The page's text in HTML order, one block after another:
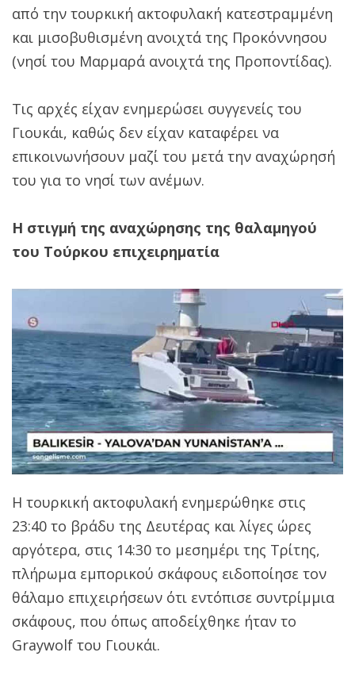
από την τουρκική ακτοφυλακή κατεστραμμένη
και μισοβυθισμένη ανοιχτά της Προκόννησου
(νησί του Μαρμαρά ανοιχτά της Προποντίδας).
Τις αρχές είχαν ενημερώσει συγγενείς του
Γιουκάι, καθώς δεν είχαν καταφέρει να
επικοινωνήσουν μαζί του μετά την αναχώρησή
του για το νησί των ανέμων.
H στιγμή της αναχώρησης της θαλαμηγού
του Τούρκου επιχειρηματία
Η τουρκική ακτοφυλακή ενημερώθηκε στις
23:40 το βράδυ της Δευτέρας και λίγες ώρες
αργότερα, στις 14:30 το μεσημέρι της Τρίτης,
πλήρωμα εμπορικού σκάφους ειδοποίησε τον
θάλαμο επιχειρήσεων ότι εντόπισε συντρίμμια
σκάφους, που όπως αποδείχθηκε ήταν το
Graywolf του Γιουκάι.